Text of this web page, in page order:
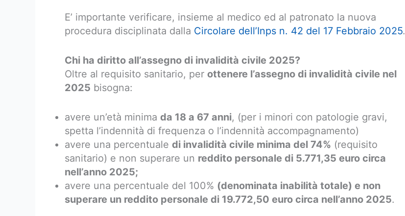
E’ importante verificare, insieme al medico ed al patronato la nuova
procedura disciplinata dalla Circolare dell’Inps n. 42 del 17 Febbraio 2025.
Chi ha diritto all’assegno di invalidità civile 2025?
Oltre al requisito sanitario, per ottenere l’assegno di invalidità civile nel
2025 bisogna:
avere un’età minima da 18 a 67 anni, (per i minori con patologie gravi,
spetta l’indennità di frequenza o l’indennità accompagnamento)
avere una percentuale di invalidità civile minima del 74% (requisito
sanitario) e non superare un reddito personale di 5.771,35 euro circa
nell’anno 2025;
avere una percentuale del 100% (denominata inabilità totale) e non
superare un reddito personale di 19.772,50 euro circa nell’anno 2025.